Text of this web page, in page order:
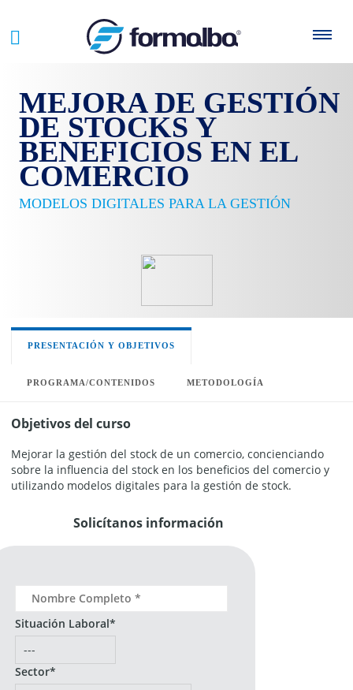
MEJORA DE GESTIÓN
DE STOCKS Y
BENEFICIOS EN EL
COMERCIO
MODELOS DIGITALES PARA LA GESTIÓN
PRESENTACIÓN Y OBJETIVOS
PROGRAMA/CONTENIDOS METODOLOGÍA
Objetivos del curso
Mejorar la gestión del stock de un comercio, concienciando
sobre la influencia del stock en los beneficios del comercio y
utilizando modelos digitales para la gestión de stock.
Solicítanos información
Situación Laboral*
Sector*